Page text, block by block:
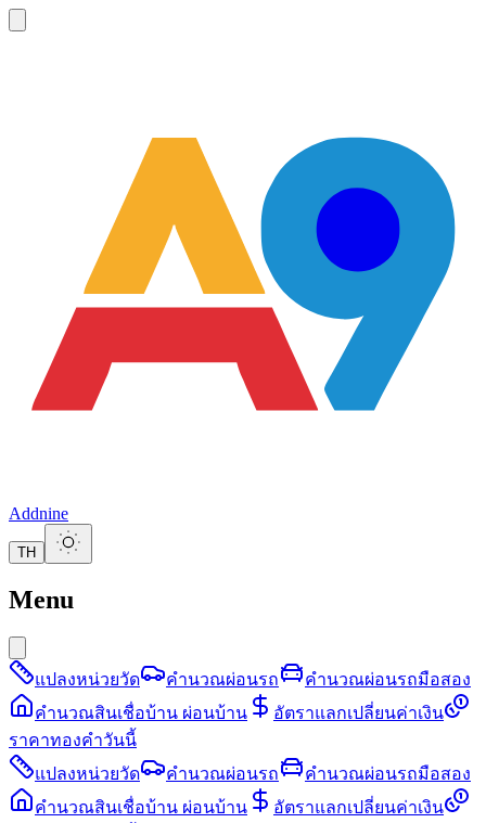
Addnine
TH
Menu
แปลงหน่วยวัด คำนวณผ่อนรถ
คำนวณผ่อนรถมือสอง
คำนวณสินเชื่อบ้าน ผ่อนบ้าน
อัตราแลกเปลี่ยนค่าเงิน
ราคาทองคำวันนี้
แปลงหน่วยวัด
คำนวณผ่อนรถ
คำนวณผ่อนรถมือสอง
คำนวณสินเชื่อบ้าน ผ่อนบ้าน
อัตราแลกเปลี่ยนค่าเงิน